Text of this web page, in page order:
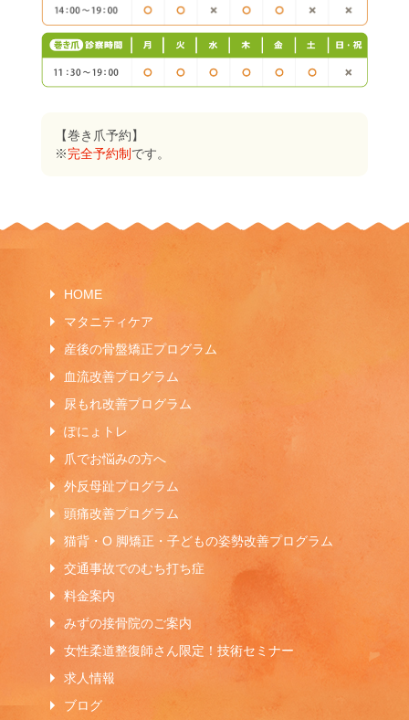
【巻き爪予約】
※完全予約制 です。
HOME
マタニティケア
産後の骨盤矯正プログラム
血流改善プログラム
尿もれ改善プログラム
ぽにょトレ
爪でお悩みの方へ
外反母趾プログラム
頭痛改善プログラム
猫背・O 脚矯正・子どもの姿勢改善プログラム
交通事故でのむち打ち症
料金案内
みずの接骨院のご案内
女性柔道整復師さん限定！技術セミナー
求人情報
ブログ